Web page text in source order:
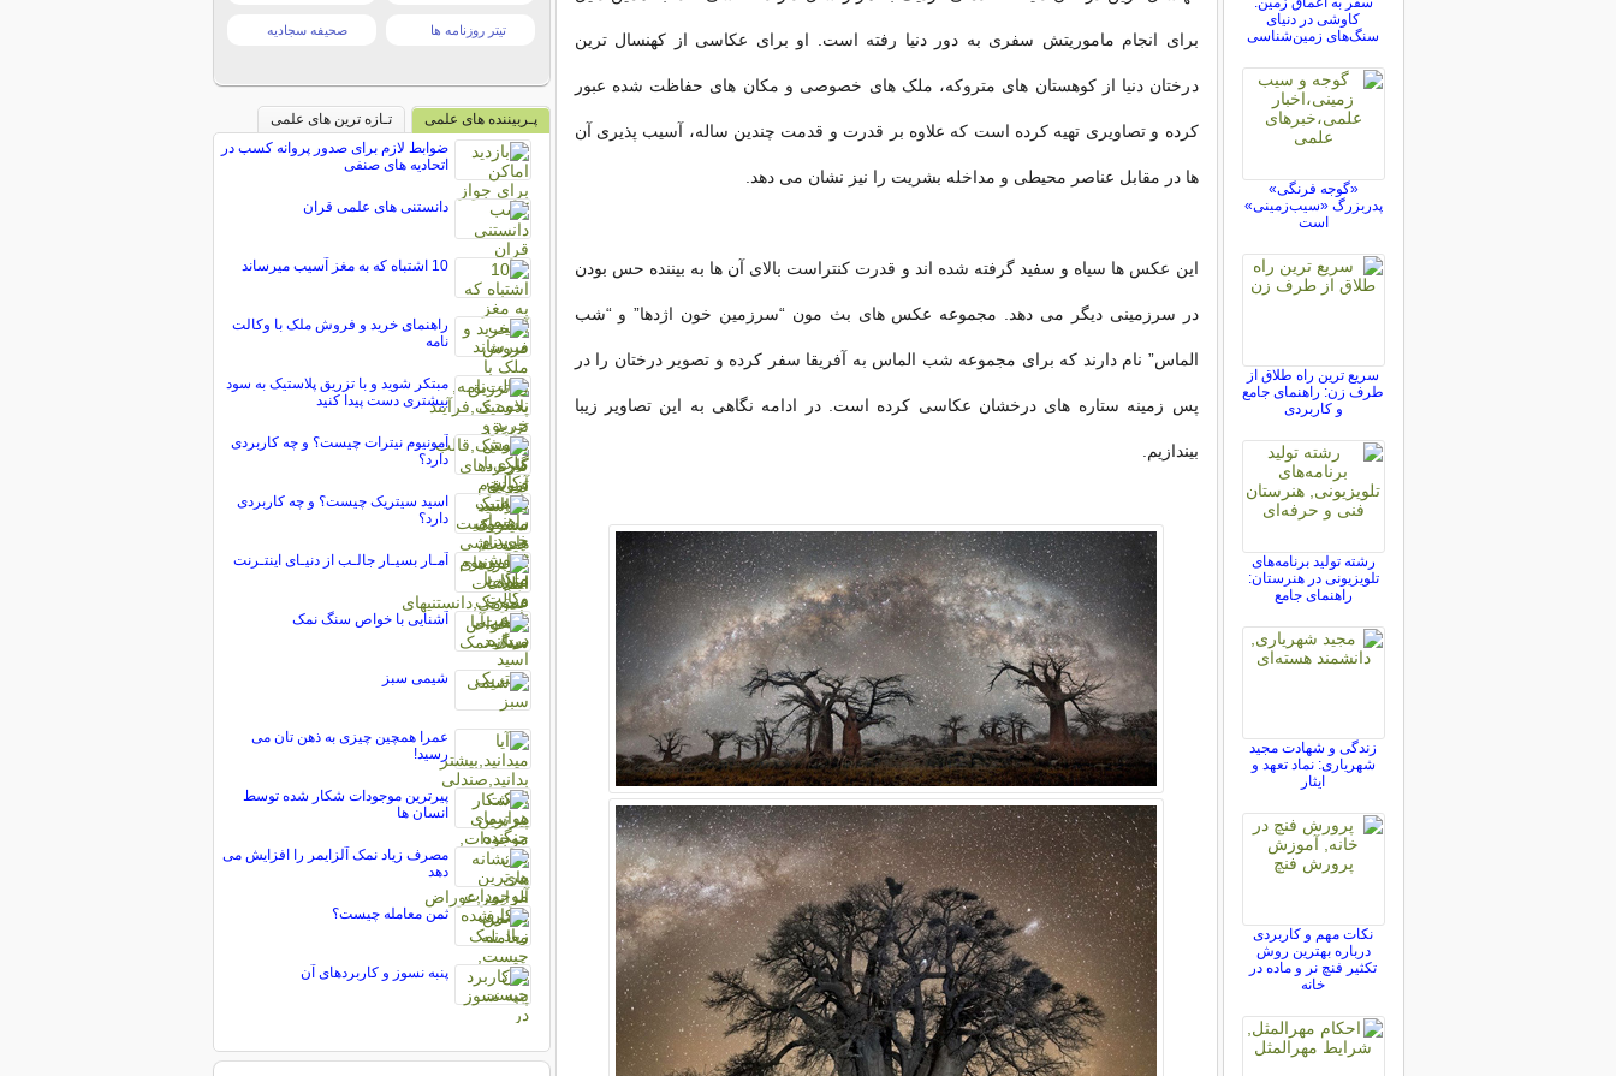
برای انجام ماموریتش سفری به دور دنیا رفته است. او برای عکاسی از کهنسال ترین
درختان دنیا از کوهستان های متروکه، ملک های خصوصی و مکان های حفاظت شده عبور
کرده و تصاویری تهیه کرده است که علاوه بر قدرت و قدمت چندین ساله، آسیب پذیری آن
ها در مقابل عناصر محیطی و مداخله بشریت را نیز نشان می دهد.
این عکس ها سیاه و سفید گرفته شده اند و قدرت کنتراست بالای آن ها به بیننده حس بودن
در سرزمینی دیگر می دهد. مجموعه عکس های بث مون “سرزمین خون اژدها” و “شب
الماس” نام دارند که برای مجموعه شب الماس به آفریقا سفر کرده و تصویر درختان را در
پس زمینه ستاره های درخشان عکاسی کرده است. در ادامه نگاهی به این تصاویر زیبا
بیندازیم.
کاوشی در دنیای
سنگ‌های زمین‌شناسی
«گوجه فرنگی»
پدربزرگ «سیب‌زمینی»
است
سریع ترین راه طلاق از
طرف زن: راهنمای جامع
و کاربردی
رشته تولید برنامه‌های
تلویزیونی در هنرستان:
راهنمای جامع
زندگی و شهادت مجید
شهریاری: نماد تعهد و
ایثار
نکات مهم و کاربردی
درباره بهترین روش
تکثیر فنچ نر و ماده در
خانه
تیتر روزنامه ها صحیفه سجادیه
پـربیننده های علمی
تـازه ترین های علمی
ضوابط لازم برای صدور پروانه كسب در
اتحاديه های صنفی
دانستنی های علمی قران
10 اشتباه که به مغز آسيب میرساند
راهنمای خرید و فروش ملک با وکالت
نامه
مبتکر شوید و با تزریق پلاستیک به سود
بیشتری دست پیدا کنید
آمونیوم نیترات چیست؟ و چه کاربردی
دارد؟
اسید سیتریک چیست؟ و چه کاربردی
دارد؟
آمـار بسیـار جالـب از دنیـای اینتـرنت
آشنایی با خواص سنگ نمک
شیمی سبز
عمرا همچین چیزی به ذهن تان می
رسید!
پیرترین موجودات شکار شده توسط
انسان ها
مصرف زیاد نمک آلزایمر را افزایش می
دهد
ثمن معامله چیست؟
پنبه نسوز و کاربردهای آن